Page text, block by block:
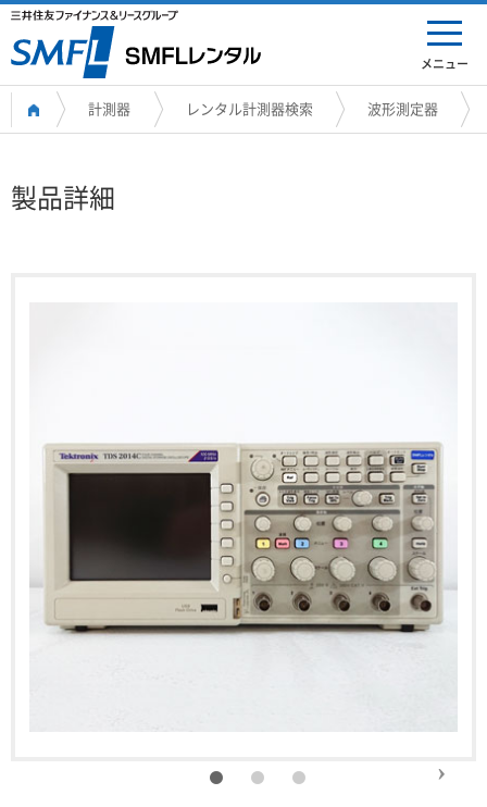
メニュー
計測器 レンタル計測器検索 波形測定器
製品詳細